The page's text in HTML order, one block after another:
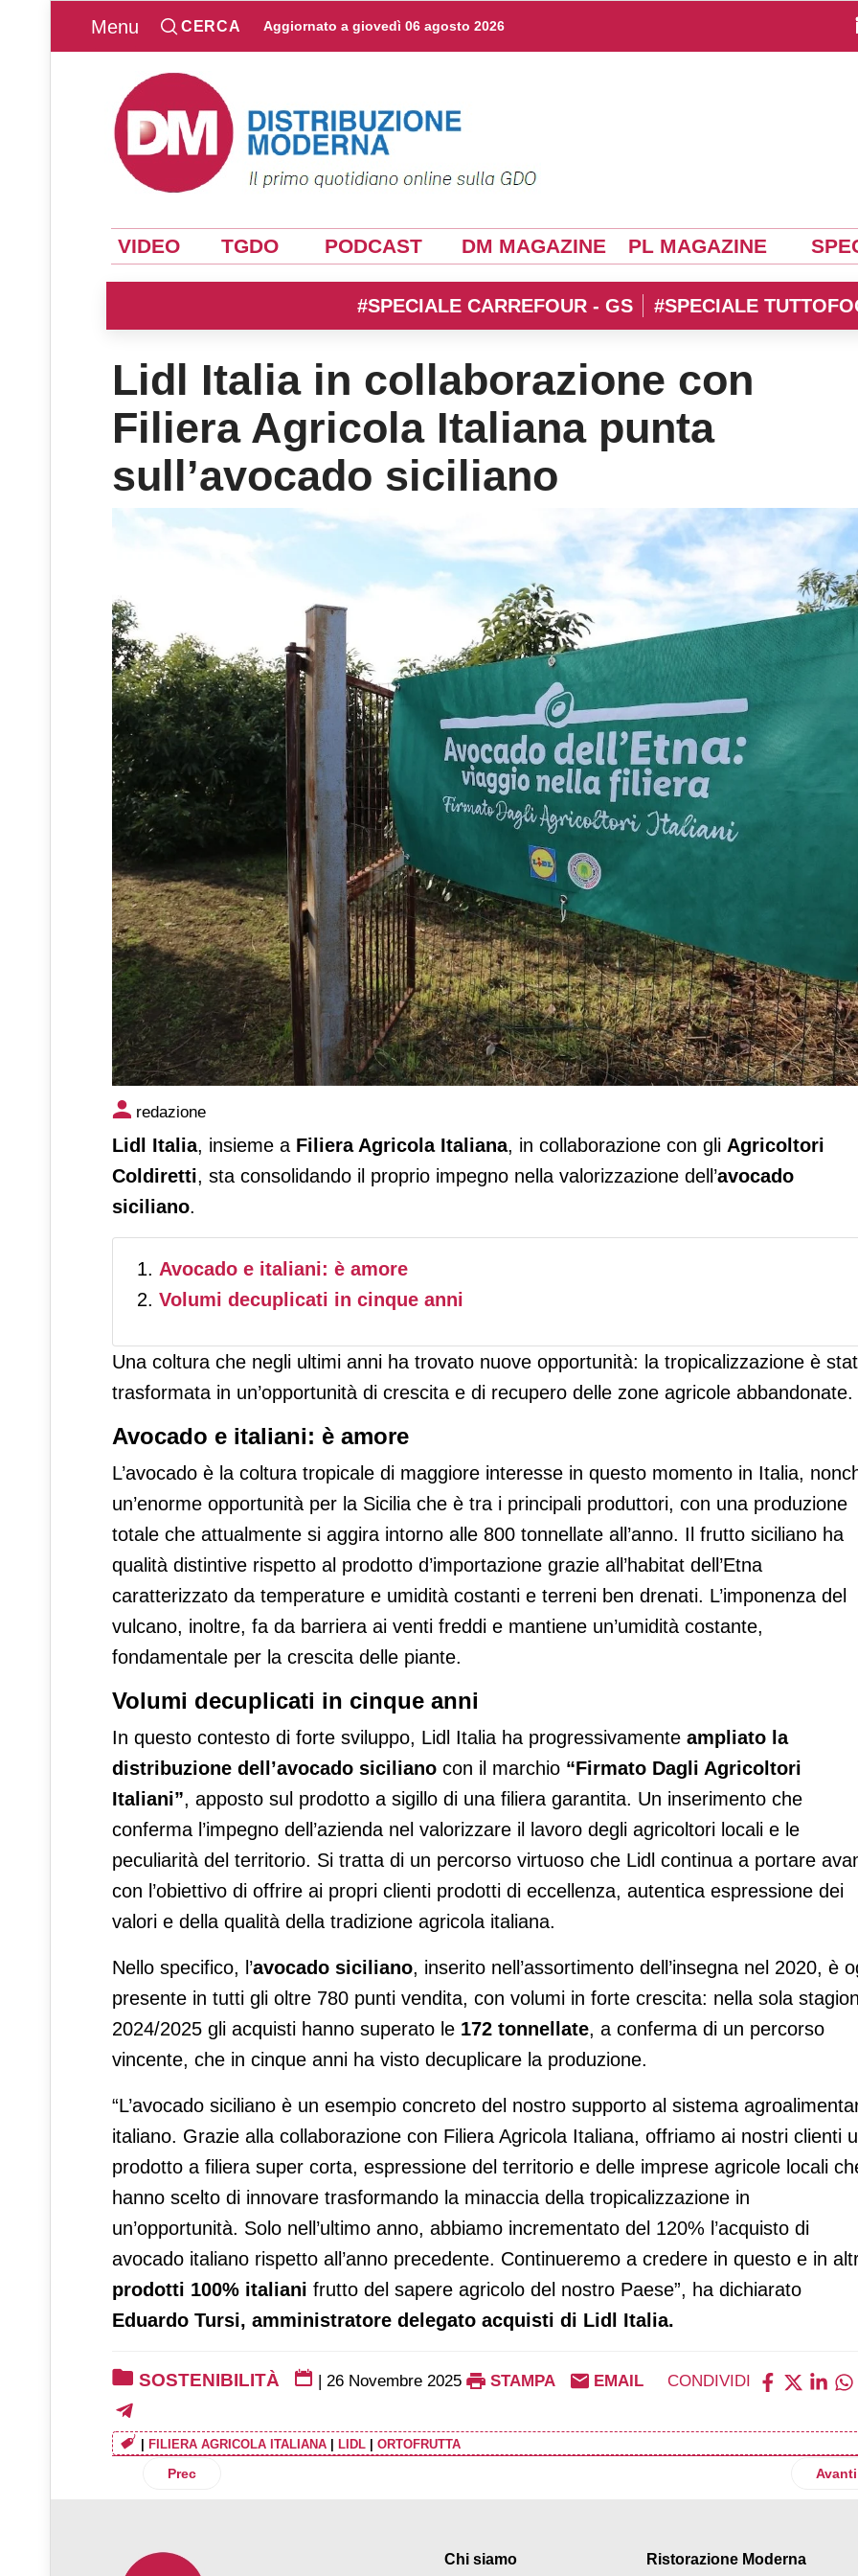
Menu CERCA Aggiornato a giovedì 06 agosto 2026
VIDEO TGDO PODCAST DM MAGAZINE PL MAGAZINE
#SPECIALE CARREFOUR - GS #SPECIALE
Lidl Italia in collaborazione con
Filiera Agricola Italiana punta
sull’avocado siciliano
Lidl Italia in collaborazione con Filiera Agricola Italiana punta
sull’avocado siciliano
redazione
Lidl Italia, insieme a Filiera Agricola Italiana, in collaborazione con gli Agricoltori
Coldiretti, sta consolidando il proprio impegno nella valorizzazione dell’avocado
siciliano.
Avocado e italiani: è amore
Volumi decuplicati in cinque anni
Una coltura che negli ultimi anni ha trovato nuove opportunità: la tropicalizzazione è
trasformata in un’opportunità di crescita e di recupero delle zone agricole abbandonate.
Avocado e italiani: è amore
L’avocado è la coltura tropicale di maggiore interesse in questo momento in Italia,
un’enorme opportunità per la Sicilia che è tra i principali produttori, con una produzione
totale che attualmente si aggira intorno alle 800 tonnellate all’anno. Il frutto siciliano ha
qualità distintive rispetto al prodotto d’importazione grazie all’habitat dell’Etna
caratterizzato da temperature e umidità costanti e terreni ben drenati. L’imponenza del
vulcano, inoltre, fa da barriera ai venti freddi e mantiene un’umidità costante,
fondamentale per la crescita delle piante.
Volumi decuplicati in cinque anni
In questo contesto di forte sviluppo, Lidl Italia ha progressivamente ampliato la
distribuzione dell’avocado siciliano con il marchio “Firmato Dagli Agricoltori
Italiani”, apposto sul prodotto a sigillo di una filiera garantita. Un inserimento che
conferma l’impegno dell’azienda nel valorizzare il lavoro degli agricoltori locali e le
peculiarità del territorio. Si tratta di un percorso virtuoso che Lidl continua a portare
con l’obiettivo di offrire ai propri clienti prodotti di eccellenza, autentica espressione dei
valori e della qualità della tradizione agricola italiana.
Nello specifico, l’avocado siciliano, inserito nell’assortimento dell’insegna nel 2020, è
presente in tutti gli oltre 780 punti vendita, con volumi in forte crescita: nella sola
2024/2025 gli acquisti hanno superato le 172 tonnellate, a conferma di un percorso
vincente, che in cinque anni ha visto decuplicare la produzione.
“L’avocado siciliano è un esempio concreto del nostro supporto al sistema
italiano. Grazie alla collaborazione con Filiera Agricola Italiana, offriamo ai nostri clienti
prodotto a filiera super corta, espressione del territorio e delle imprese agricole locali
hanno scelto di innovare trasformando la minaccia della tropicalizzazione in
un’opportunità. Solo nell’ultimo anno, abbiamo incrementato del 120% l’acquisto di
avocado italiano rispetto all’anno precedente. Continueremo a credere in questo e in
prodotti 100% italiani frutto del sapere agricolo del nostro Paese”, ha dichiarato
Eduardo Tursi, amministratore delegato acquisti di Lidl Italia.
SOSTENIBILITÀ | 26 Novembre 2025 STAMPA EMAIL CONDIVIDI
FILIERA AGRICOLA ITALIANA LIDL ORTOFRUTTA
Articolo precedente: Selex pubblica il Bilancio di sostenibilità: responsabilità, innovazione e valore
Prec Avanti
Chi siamo
Ristorazione Moderna